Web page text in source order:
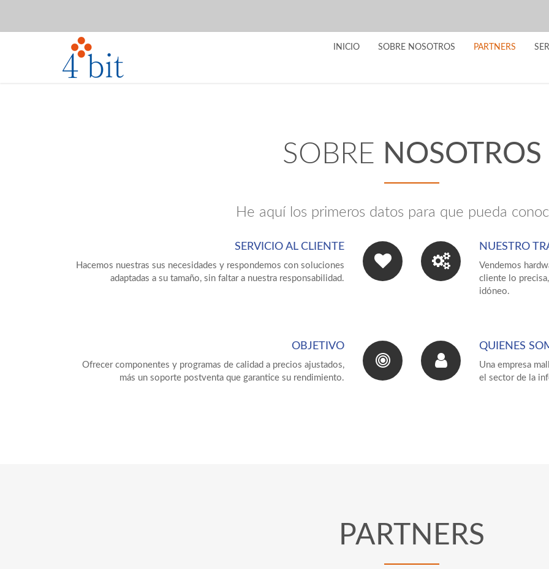
INICIO SOBRE NOSOTROS PARTNERS
SOBRE NOSOTROS
He aquí los primeros datos para que pueda
SERVICIO AL CLIENTE
Hacemos nuestras sus necesidades y respondemos con soluciones
adaptadas a su tamaño, sin faltar a nuestra responsabilidad.
NUESTRO
Vendemos
cliente lo
idóneo.
OBJETIVO
Ofrecer componentes y programas de calidad a precios ajustados,
más un soporte postventa que garantice su rendimiento.
QUIENES
Una empresa
el sector de la
PARTNERS